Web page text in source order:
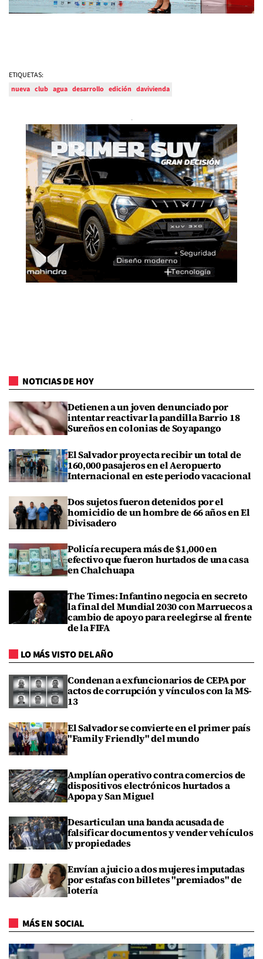
ETIQUETAS:
nueva club agua desarrollo edición davivienda
NOTICIAS DE HOY
Detienen a un joven denunciado por
intentar reactivar la pandilla Barrio 18
Sureños en colonias de Soyapango
El Salvador proyecta recibir un total de
160,000 pasajeros en el Aeropuerto
Internacional en este periodo vacacional
Dos sujetos fueron detenidos por el
homicidio de un hombre de 66 años en El
Divisadero
Policía recupera más de $1,000 en
efectivo que fueron hurtados de una casa
en Chalchuapa
The Times: Infantino negocia en secreto
la final del Mundial 2030 con Marruecos a
cambio de apoyo para reelegirse al frente
de la FIFA
LO MÁS VISTO DEL AÑO
Condenan a exfuncionarios de CEPA por
actos de corrupción y vínculos con la MS-
13
El Salvador se convierte en el primer país
"Family Friendly" del mundo
Amplían operativo contra comercios de
dispositivos electrónicos hurtados a
Apopa y San Miguel
Desarticulan una banda acusada de
falsificar documentos y vender vehículos
y propiedades
Envían a juicio a dos mujeres imputadas
por estafas con billetes "premiados" de
lotería
MÁS EN SOCIAL